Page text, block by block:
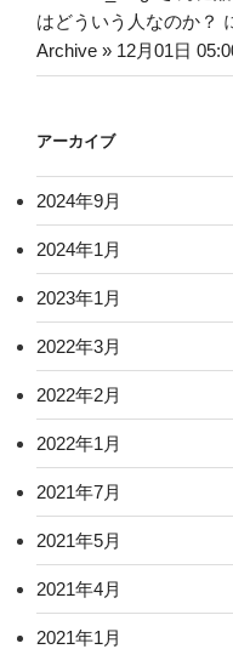
はどういう人なのか？
Archive » 12月01日
アーカイブ
2024年9月
2024年1月
2023年1月
2022年3月
2022年2月
2022年1月
2021年7月
2021年5月
2021年4月
2021年1月